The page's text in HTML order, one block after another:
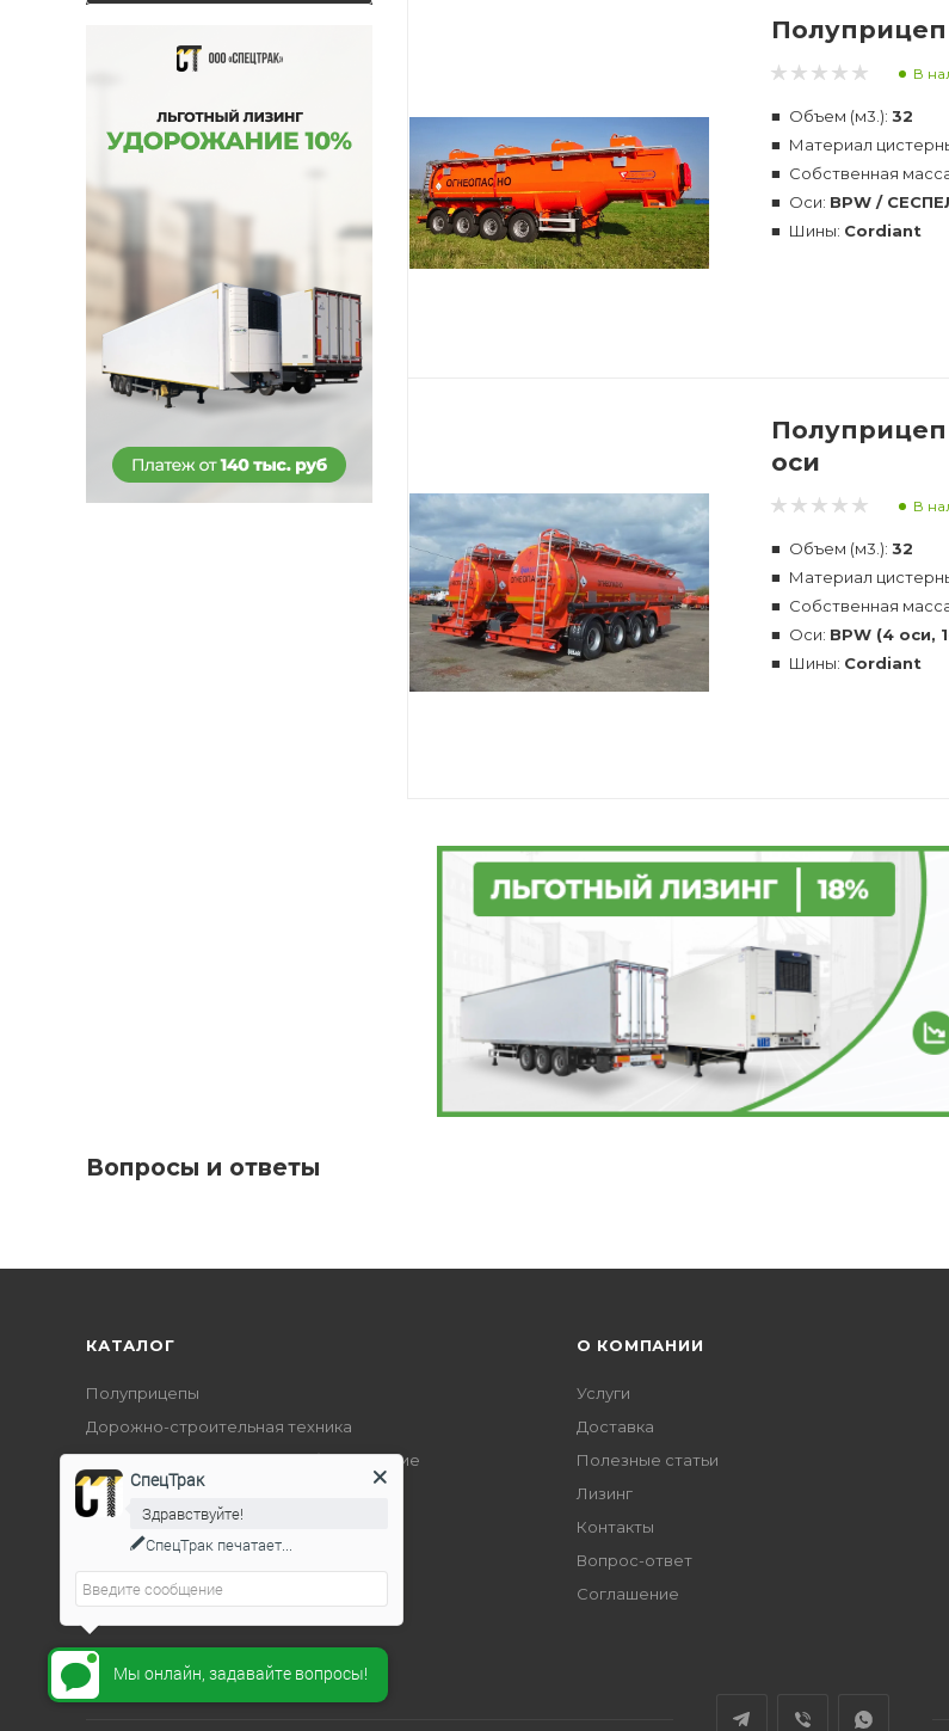
Полуприцеп
В
Объем (м3.): 32
Материал
Собственная
Оси: BPW /
Шины: Cordiant
Полуприцеп
оси
В
Объем (м3.): 32
Материал
Собственная
Оси: BPW (4 оси,
Шины: Cordiant
Вопросы и ответы
КАТАЛОГ
Полуприцепы
Дорожно-строительная техника
Подъемно-транспортное оборудование
О КОМПАНИИ
Услуги
Доставка
Полезные статьи
Лизинг
Контакты
Вопрос-ответ
Соглашение
Мы онлайн, задавайте вопросы!
СпецТрак
Здравствуйте!
СпецТрак печатает...